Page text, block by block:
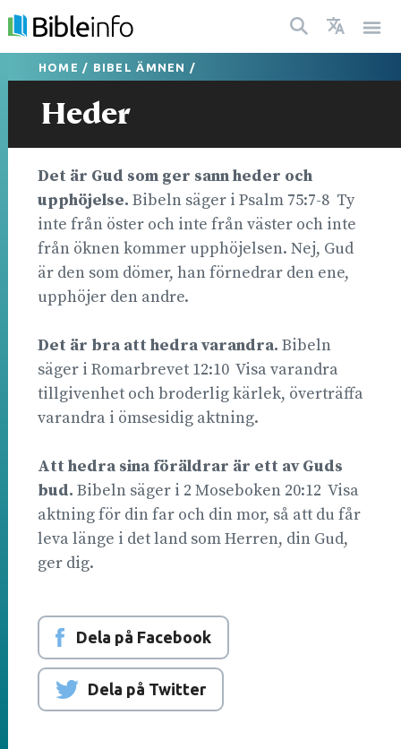
HOME / BIBEL ÄMNEN /
Heder
Det är Gud som ger sann heder och
upphöjelse. Bibeln säger i Psalm 75:7-8 Ty
inte från öster och inte från väster och inte
från öknen kommer upphöjelsen. Nej, Gud
är den som dömer, han förnedrar den ene,
upphöjer den andre.
Det är bra att hedra varandra. Bibeln
säger i Romarbrevet 12:10 Visa varandra
tillgivenhet och broderlig kärlek, överträffa
varandra i ömsesidig aktning.
Att hedra sina föräldrar är ett av Guds
bud. Bibeln säger i 2 Moseboken 20:12 Visa
aktning för din far och din mor, så att du får
leva länge i det land som Herren, din Gud,
ger dig.
Dela på Facebook
Dela på Twitter